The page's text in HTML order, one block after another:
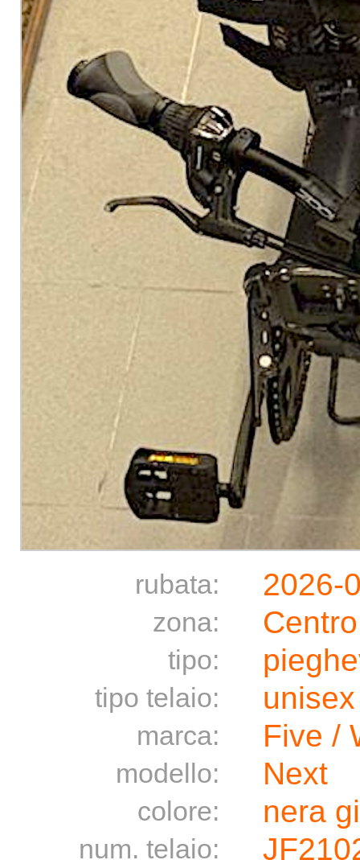
rubata: 2026-
zona:
tipo:
tipo telaio: unisex
marca: Five /
modello: Next
colore: nera
num. telaio: